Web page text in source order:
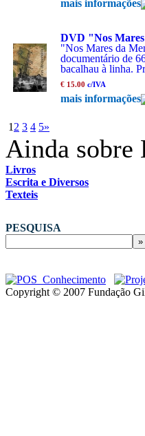
mais informações
DVD "Nos
"Nos Mares da
documentário de
bacalhau à linha.
€ 15.00 c/IVA
mais informações
1 2 3 4 5»
Ainda sobre
Livros
Escrita e Diversos
Texteis
PESQUISA
Copyright © 2007 Fundação